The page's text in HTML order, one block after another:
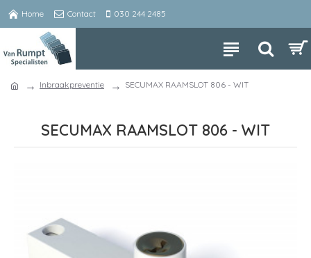
Home Contact 030 244 2485
Inbraakpreventie SECUMAX RAAMSLOT 806 - WIT
SECUMAX RAAMSLOT 806 - WIT